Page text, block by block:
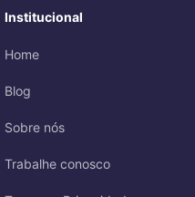
Institucional
Home
Blog
Sobre nós
Trabalhe conosco